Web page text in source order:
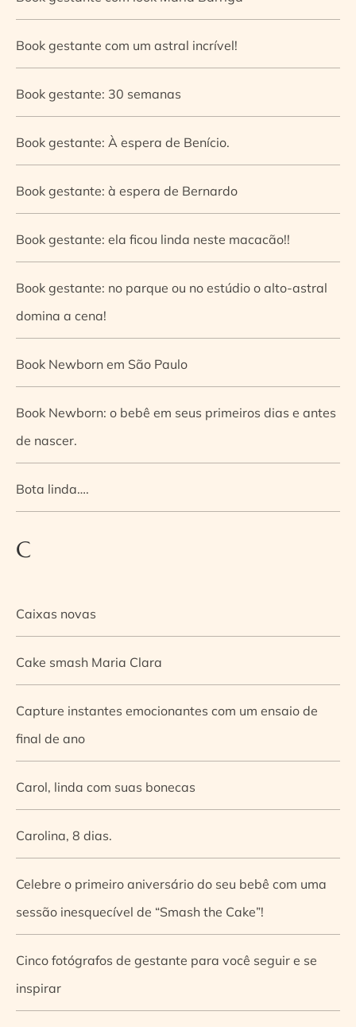
Book gestante com um astral incrível!
Book gestante: 30 semanas
Book gestante: À espera de Benício.
Book gestante: à espera de Bernardo
Book gestante: ela ficou linda neste macacão!!
Book gestante: no parque ou no estúdio o alto-astral
domina a cena!
Book Newborn em São Paulo
Book Newborn: o bebê em seus primeiros dias e antes
de nascer.
Bota linda….
C
Caixas novas
Cake smash Maria Clara
Capture instantes emocionantes com um ensaio de
final de ano
Carol, linda com suas bonecas
Carolina, 8 dias.
Celebre o primeiro aniversário do seu bebê com uma
sessão inesquecível de “Smash the Cake”!
Cinco fotógrafos de gestante para você seguir e se
inspirar